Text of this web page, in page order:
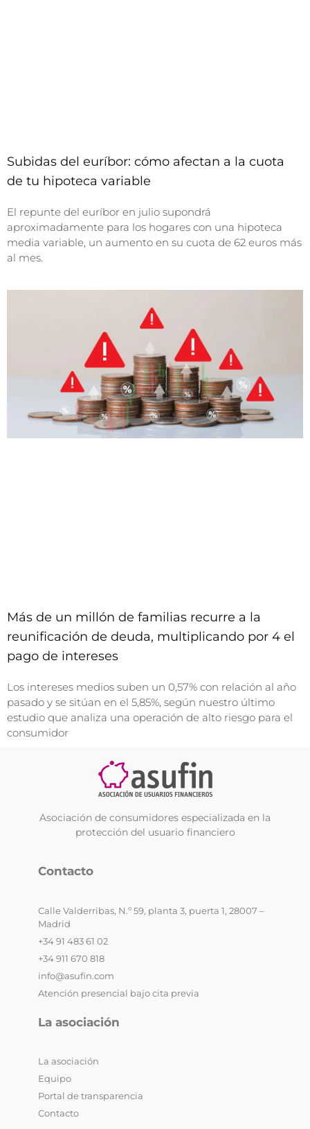
Subidas del euríbor: cómo afectan a la cuota
de tu hipoteca variable
El repunte del euríbor en julio supondrá
aproximadamente para los hogares con una hipoteca
media variable, un aumento en su cuota de 62 euros más
al mes.
Más de un millón de familias recurre a la
reunificación de deuda, multiplicando por 4 el
pago de intereses
Los intereses medios suben un 0,57% con relación al año
pasado y se sitúan en el 5,85%, según nuestro último
estudio que analiza una operación de alto riesgo para el
consumidor
Asociación de consumidores especializada en la
protección del usuario financiero
Contacto
Calle Valderribas, N.º 59, planta 3, puerta 1, 28007 –
Madrid
+34 91 483 61 02
+34 911 670 818
info@asufin.com
Atención presencial bajo cita previa
La asociación
La asociación
Equipo
Portal de transparencia
Contacto